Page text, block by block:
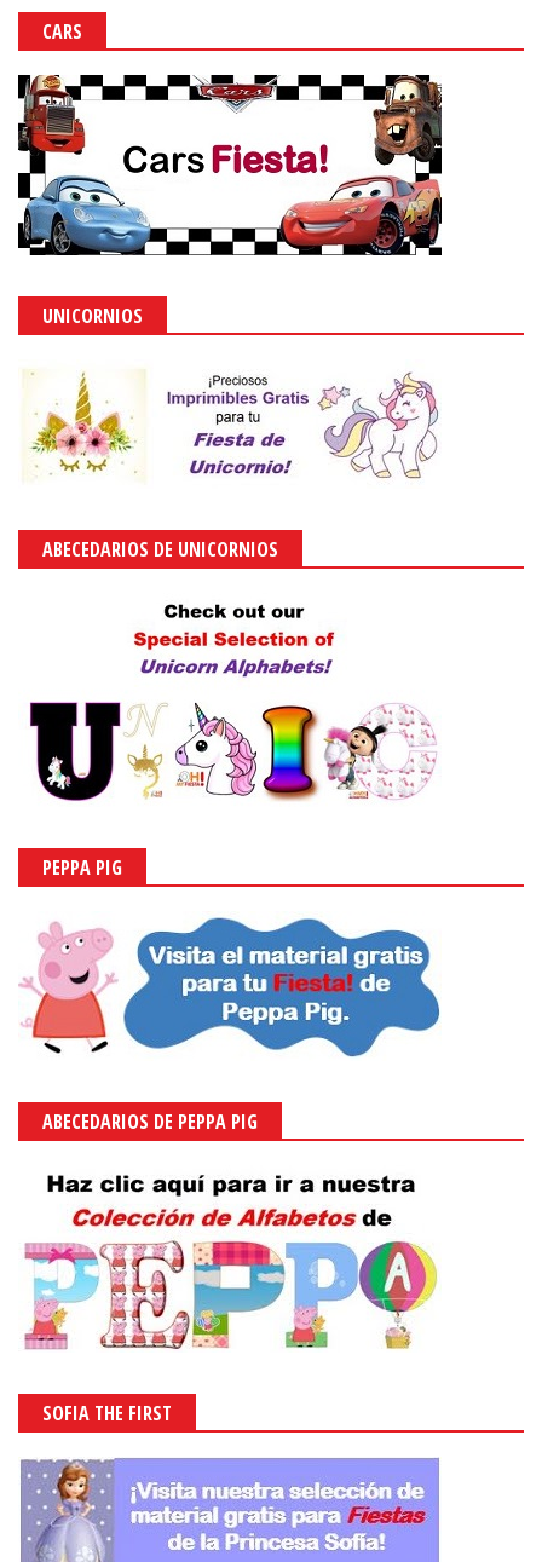
CARS
UNICORNIOS
ABECEDARIOS DE UNICORNIOS
PEPPA PIG
ABECEDARIOS DE PEPPA PIG
SOFIA THE FIRST